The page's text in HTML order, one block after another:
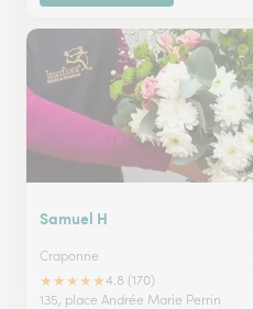
Samuel H
Craponne
★★★★★4.8 (170)
135, place Andrée Marie Perrin